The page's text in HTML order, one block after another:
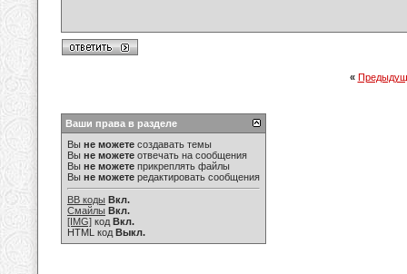
«
Ваши права в разделе
Вы не можете создавать темы
Вы не можете отвечать на сообщения
Вы не можете прикреплять файлы
Вы не можете редактировать сообщения
BB коды Вкл.
Смайлы Вкл.
[IMG] код Вкл.
HTML код Выкл.